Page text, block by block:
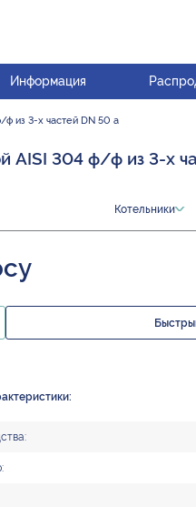
Информация
из 3-х частей DN 50 а
AISI 304 ф/ф из 3-х
Котельники